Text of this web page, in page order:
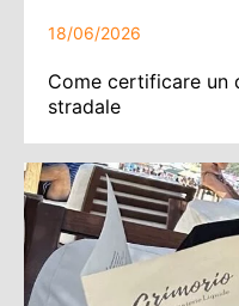
18/06/2026
Come certificare un
stradale